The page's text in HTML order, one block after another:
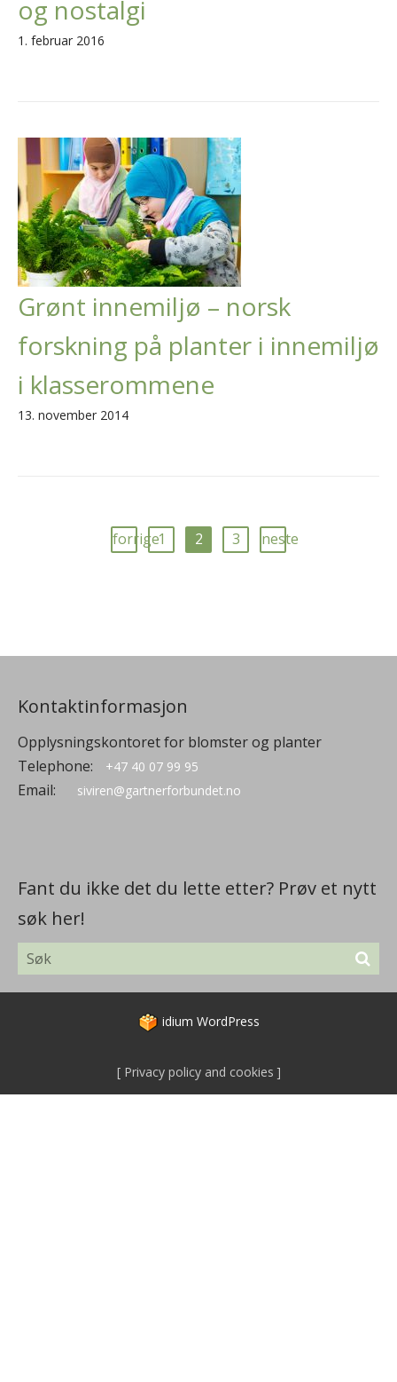
og nostalgi
1. februar 2016
Grønt innemiljø – norsk
forskning på planter i innemiljø
i klasserommene
13. november 2014
forrige1 2 3 neste
Kontaktinformasjon
Opplysningskontoret for blomster og planter
Telephone:
+47 40 07 99 95
Email: siviren@gartnerforbundet.no
Fant du ikke det du lette etter? Prøv et nytt
søk her!
idium WordPress
Privacy policy and cookies